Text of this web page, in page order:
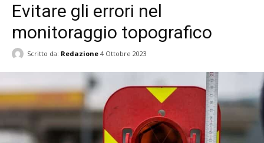
Evitare gli errori nel
monitoraggio topografico
Scritto da: Redazione 4 Ottobre 2023